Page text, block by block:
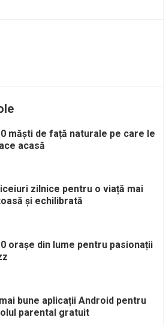
măști de față naturale pe care le
acasă
zilnice pentru o viață mai
și echilibrată
orașe din lume pentru pasionații
bune aplicații Android pentru
parental gratuit